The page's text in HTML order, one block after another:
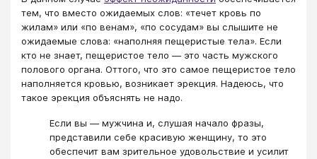
тем, что вместо ожидаемых слов: «течет кровь по
жилам» или «по венам», «по сосудам» вы слышите не
ожидаемые слова: «наполняя пещеристые тела». Если
кто не знает, пещеристое тело — это часть мужского
полового органа. Оттого, что это самое пещеристое тело
наполняется кровью, возникает эрекция. Надеюсь, что
такое эрекция объяснять не надо.
Если вы — мужчина и, слушая начало фразы,
представили себе красивую женщину, то это
обеспечит вам зрительное удовольствие и усилит